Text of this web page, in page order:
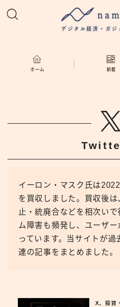
ホーム
新着
ホーム 新着
イーロン・マスク氏は
を買収しました。買収後
止・統廃合などを相次いで
ム障害も頻発し、ユーザ
っています。当サイトが
連の記事をまとめました。
X、投資